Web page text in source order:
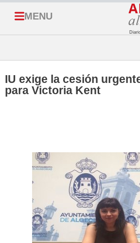
MENU
IU exige la cesión
para Victoria Kent